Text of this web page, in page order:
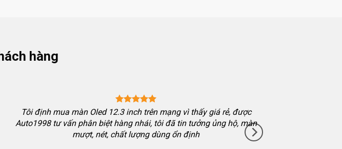
hàng
Tôi định mua màn Oled 12.3 inch trên mạng vì thấy giá rẻ, được
Auto1998 tư vấn phân biệt hàng nhái, tôi đã tin tưởng ủng hộ, màn
mượt, nét, chất lượng dùng ổn định